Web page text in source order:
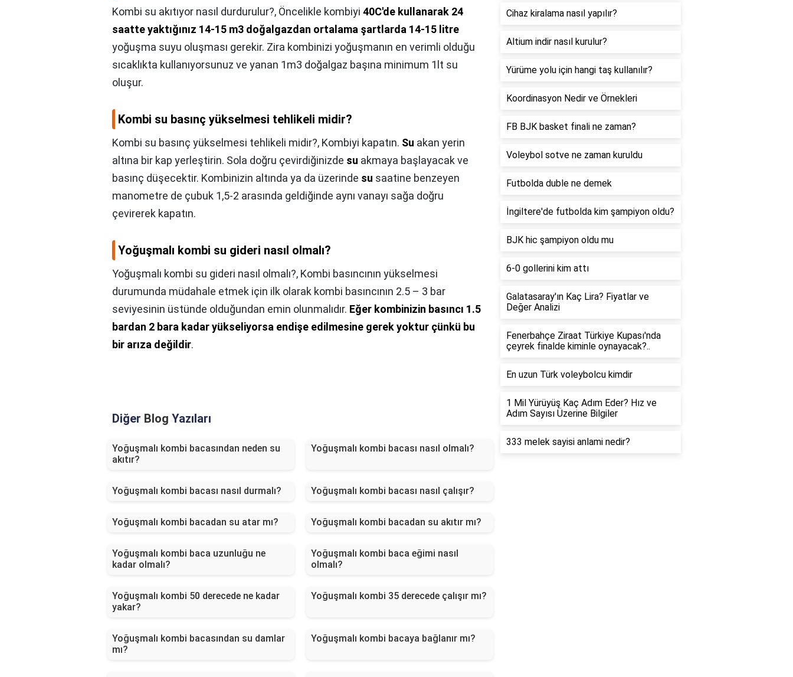
Kombi su akıtıyor nasıl durdurulur?, Öncelikle kombiyi 40C'de kullanarak 24
saatte yaktığınız 14-15 m3 doğalgazdan ortalama şartlarda 14-15 litre
yoğuşma suyu oluşması gerekir. Zira kombinizi yoğuşmanın en verimli olduğu
sıcaklıkta kullanıyorsunuz ve yanan 1m3 doğalgaz başına minimum 1lt su
oluşur.
Kombi su basınç yükselmesi tehlikeli midir?
Kombi su basınç yükselmesi tehlikeli midir?, Kombiyi kapatın. Su akan yerin
altına bir kap yerleştirin. Sola doğru çevirdiğinizde su akmaya başlayacak ve
basınç düşecektir. Kombinizin altında ya da üzerinde su saatine benzeyen
manometre de çubuk 1,5-2 arasında geldiğinde aynı vanayı sağa doğru
çevirerek kapatın.
Yoğuşmalı kombi su gideri nasıl olmalı?
Yoğuşmalı kombi su gideri nasıl olmalı?, Kombi basıncının yükselmesi
durumunda müdahale etmek için ilk olarak kombi basıncının 2.5 – 3 bar
seviyesinin üstünde olduğundan emin olunmalıdır. Eğer kombinizin basıncı 1.5
bardan 2 bara kadar yükseliyorsa endişe edilmesine gerek yoktur çünkü bu
bir arıza değildir.
Diğer Blog Yazıları
Yoğuşmalı kombi bacasından neden su
akıtır?
Yoğuşmalı kombi bacası nasıl olmalı?
Yoğuşmalı kombi bacası nasıl durmalı? Yoğuşmalı kombi bacası nasıl çalışır?
Yoğuşmalı kombi bacadan su atar mı? Yoğuşmalı kombi bacadan su akıtır mı?
Yoğuşmalı kombi baca uzunluğu ne
kadar olmalı?
Yoğuşmalı kombi baca eğimi nasıl
olmalı?
Yoğuşmalı kombi 50 derecede ne kadar
yakar?
Yoğuşmalı kombi 35 derecede çalışır mı?
Yoğuşmalı kombi bacasından su damlar
mı?
Yoğuşmalı kombi bacaya bağlanır mı?
Cihaz kiralama nasıl yapılır?
Altium indir nasıl kurulur?
Yürüme yolu için hangi taş kullanılır?
Koordinasyon Nedir ve Örnekleri
FB BJK basket finali ne zaman?
Voleybol sotve ne zaman kuruldu
Futbolda duble ne demek
İngiltere'de futbolda kim şampiyon oldu?
BJK hic şampiyon oldu mu
6-0 gollerini kim attı
Galatasaray'ın Kaç Lira? Fiyatlar ve
Değer Analizi
Fenerbahçe Ziraat Türkiye Kupası'nda
çeyrek finalde kiminle oynayacak?..
En uzun Türk voleybolcu kimdir
1 Mil Yürüyüş Kaç Adım Eder? Hız ve
Adım Sayısı Üzerine Bilgiler
333 melek sayisi anlami nedir?